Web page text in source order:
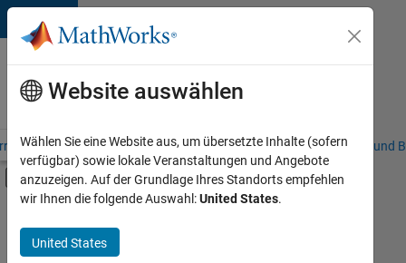
Weiter zum Inhalt
Karriere
bei
MathWorks
– Übersicht Stellensuche Niederlassungen Studierende und
Umschaltung für Off-Canvas-
Hauptinhalt
Information Technology
Commercial Sales
+8
Website auswählen
Wählen Sie eine Website aus, um übersetzte Inhalte (sofern
verfügbar) sowie lokale Veranstaltungen und Angebote
anzuzeigen. Auf der Grundlage Ihres Standorts empfehlen
wir Ihnen die folgende Auswahl:United States.
United States